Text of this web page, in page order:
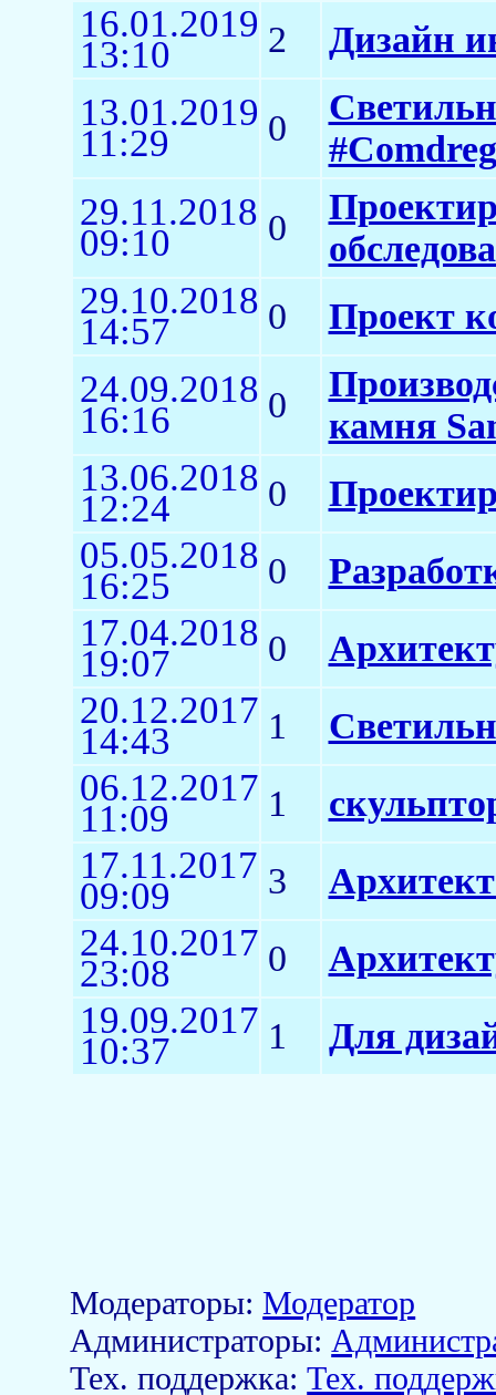
16.01.2019
13:10 2 Дизайн
13.01.2019
11:29 0
#Comdreg
29.11.2018
09:10 0
29.10.2018
14:57 0 Проект
24.09.2018
16:16 0
камня
13.06.2018
12:24 0
05.05.2018
16:25 0
17.04.2018
19:07 0
20.12.2017
14:43 1
06.12.2017
11:09 1
17.11.2017
09:09 3
24.10.2017
23:08 0
19.09.2017
10:37 1 Для
Модераторы:Модератор
Aдминистраторы:
Тех. поддержка:Тех.